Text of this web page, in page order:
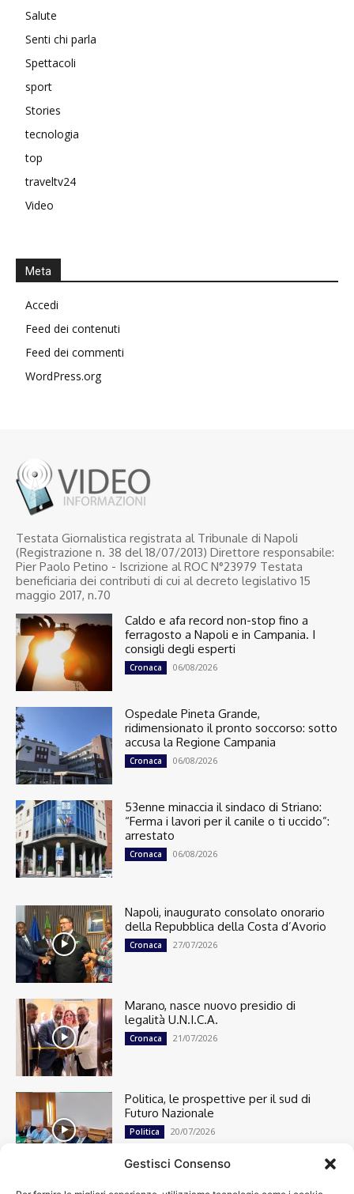
Gestisci Consenso
Salute
Senti chi parla
Spettacoli
sport
Stories
tecnologia
top
traveltv24
Video
Meta
Accedi
Feed dei contenuti
Feed dei commenti
WordPress.org
Testata Giornalistica registrata al Tribunale di Napoli
(Registrazione n. 38 del 18/07/2013) Direttore responsabile:
Pier Paolo Petino - Iscrizione al ROC N°23979 Testata
beneficiaria dei contributi di cui al decreto legislativo 15
maggio 2017, n.70
Caldo e afa record non-stop fino a
ferragosto a Napoli e in Campania. I
consigli degli esperti
Cronaca 06/08/2026
Ospedale Pineta Grande,
ridimensionato il pronto soccorso: sotto
accusa la Regione Campania
Cronaca 06/08/2026
53enne minaccia il sindaco di Striano:
“Ferma i lavori per il canile o ti uccido”:
arrestato
Cronaca 06/08/2026
Napoli, inaugurato consolato onorario
della Repubblica della Costa d’Avorio
Cronaca 27/07/2026
Marano, nasce nuovo presidio di
legalità U.N.I.C.A.
Cronaca 21/07/2026
Politica, le prospettive per il sud di
Futuro Nazionale
Politica 20/07/2026